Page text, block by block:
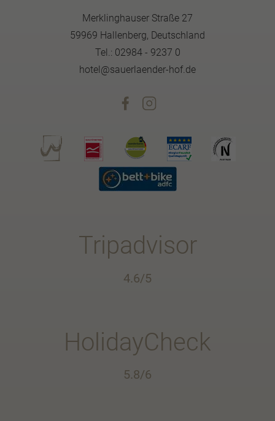
Merklinghauser Straße 27
59969 Hallenberg, Deutschland
Tel.: 02984 - 9237 0
hotel@sauerlaender-hof.de
Tripadvisor
4.6/5
HolidayCheck
5.8/6